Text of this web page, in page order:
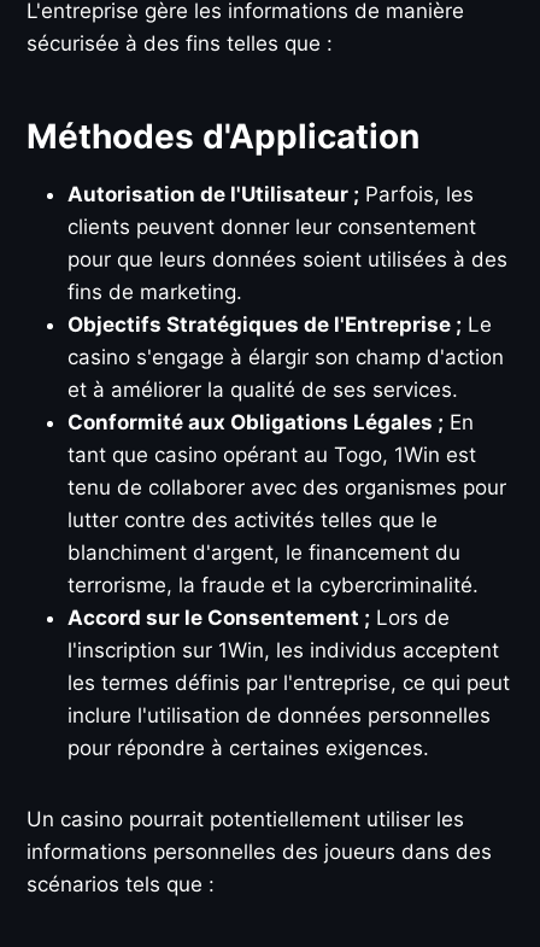
L'entreprise gère les informations de manière
sécurisée à des fins telles que :
Méthodes d'Application
Autorisation de l'Utilisateur ; Parfois, les
clients peuvent donner leur consentement
pour que leurs données soient utilisées à des
fins de marketing.
Objectifs Stratégiques de l'Entreprise ; Le
casino s'engage à élargir son champ d'action
et à améliorer la qualité de ses services.
Conformité aux Obligations Légales ; En
tant que casino opérant au Togo, 1Win est
tenu de collaborer avec des organismes pour
lutter contre des activités telles que le
blanchiment d'argent, le financement du
terrorisme, la fraude et la cybercriminalité.
Accord sur le Consentement ; Lors de
l'inscription sur 1Win, les individus acceptent
les termes définis par l'entreprise, ce qui peut
inclure l'utilisation de données personnelles
pour répondre à certaines exigences.
Un casino pourrait potentiellement utiliser les
informations personnelles des joueurs dans des
scénarios tels que :